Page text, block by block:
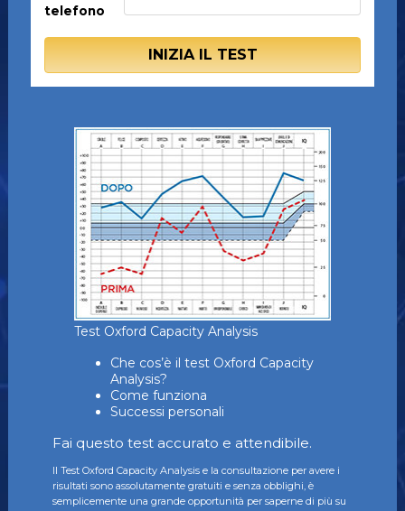
telefono
INIZIA IL TEST
Test Oxford Capacity Analysis
Che cos’è il test Oxford Capacity
Analysis?
Come funziona
Successi personali
Fai questo test accurato e attendibile.
Il Test Oxford Capacity Analysis e la consultazione per avere i
risultati sono assolutamente gratuiti e senza obblighi, è
semplicemente una grande opportunità per saperne di più su